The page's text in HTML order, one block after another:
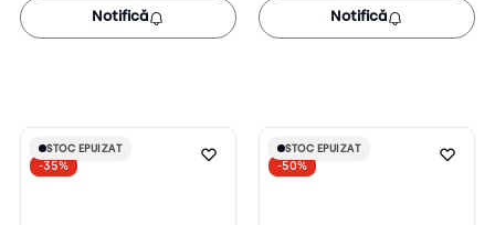
Notifică Notifică
STOC EPUIZAT
-35%
STOC EPUIZAT STOC EPUIZAT
-50%
STOC EPUIZAT